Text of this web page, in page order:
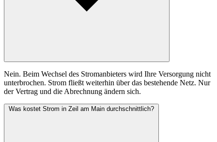
Nein. Beim Wechsel des Stromanbieters wird Ihre Versorgung nicht
unterbrochen. Strom fließt weiterhin über das bestehende Netz. Nur
der Vertrag und die Abrechnung ändern sich.
Was kostet Strom in Zeil am Main durchschnittlich?